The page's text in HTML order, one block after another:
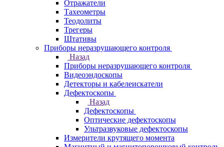
Отражатели
Тахеометры
Теодолиты
Трегеры
Штативы
Приборы неразрушающего контроля
Назад
Приборы неразрушающего контроля
Видеоэндоскопы
Детекторы и кабелеискатели
Дефектоскопы
Назад
Дефектоскопы
Оптические дефектоскопы
Ультразвуковые дефектоскопы
Измерители крутящего момента